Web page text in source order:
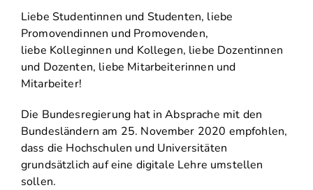
Liebe Studentinnen und Studenten, liebe
Promovendinnen und Promovenden,
liebe Kolleginnen und Kollegen, liebe Dozentinnen
und Dozenten, liebe Mitarbeiterinnen und
Mitarbeiter!
Die Bundesregierung hat in Absprache mit den
Bundesländern am 25. November 2020 empfohlen,
dass die Hochschulen und Universitäten
grundsätzlich auf eine digitale Lehre umstellen
sollen.